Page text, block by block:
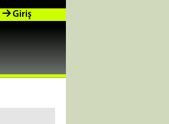
Giriş